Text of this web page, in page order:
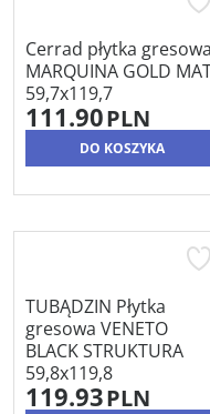
Cerrad płytka gresowa
MARQUINA GOLD
59,7x119,7
111.90PLN
DO KOSZYKA
TUBĄDZIN Płytka
gresowa VENETO
BLACK STRUKTURA
59,8x119,8
119.93PLN